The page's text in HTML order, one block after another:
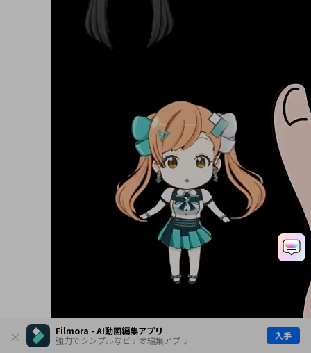
Filmora - AI動画編集アプリ
強力でシンプルなビデオ編集アプリ
入手